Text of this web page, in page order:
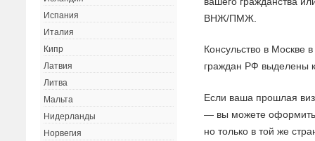
ВНЖ/ПМЖ.
Консульство в Москве
граждан РФ выделены
Если ваша прошлая
— вы можете оформить
но только в той же
Испания
Италия
Кипр
Латвия
Литва
Мальта
Нидерланды
Норвегия